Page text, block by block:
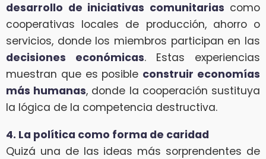
desarrollo de iniciativas comunitarias como
cooperativas locales de producción, ahorro o
servicios, donde los miembros participan en las
decisiones económicas. Estas experiencias
muestran que es posible construir economías
más humanas, donde la cooperación sustituya
la lógica de la competencia destructiva.
4. La política como forma de caridad
Quizá una de las ideas más sorprendentes de